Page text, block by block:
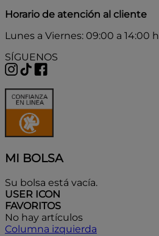
Horario de atención al cliente
Lunes a Viernes: 09:00 a 14:00 h
SÍGUENOS
MI BOLSA
Su bolsa está vacía.
USER ICON
FAVORITOS
No hay artículos
Columna izquierda